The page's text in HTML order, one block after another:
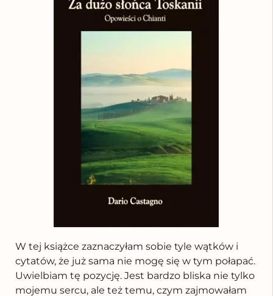
W tej książce zaznaczyłam sobie tyle wątków i
cytatów, że już sama nie mogę się w tym połapać.
Uwielbiam tę pozycję. Jest bardzo bliska nie tylko
mojemu sercu, ale też temu, czym zajmowałam